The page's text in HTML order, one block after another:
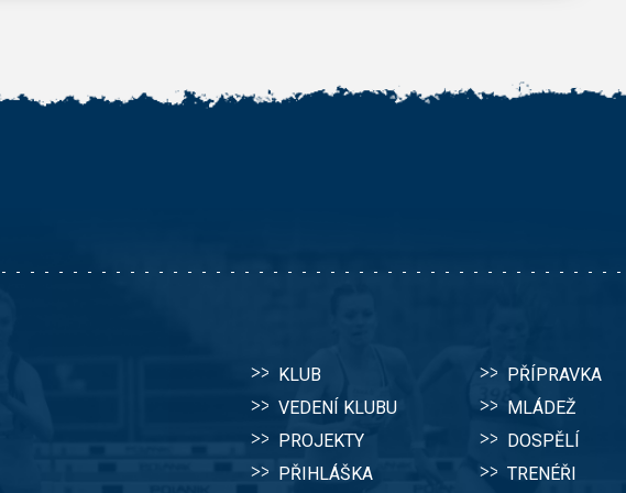
KLUB
VEDENÍ KLUBU
PROJEKTY
PŘIHLÁŠKA
PŘÍPRAVKA
MLÁDEŽ
DOSPĚLÍ
TRENÉŘI